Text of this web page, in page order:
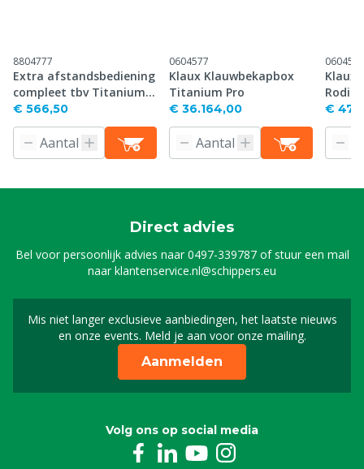
8804777
Extra afstandsbediening
compleet tbv Titanium
Pro en Rodium Master
€ 566,50
0604577
Klaux Klauwbekapbox
Titanium Pro
€ 36.164,00
0604578
Klaux
€
Direct advies
Bel voor persoonlijk advies naar0497-339787of stuur een mail
naarklantenservice.nl@schippers.eu
Mis niet langer exclusieve aanbiedingen, het laatste nieuws
en onze events. Meld je aan voor onze mailing.
Schrijf je in voor onze
Aanmelden
Volg ons op social media